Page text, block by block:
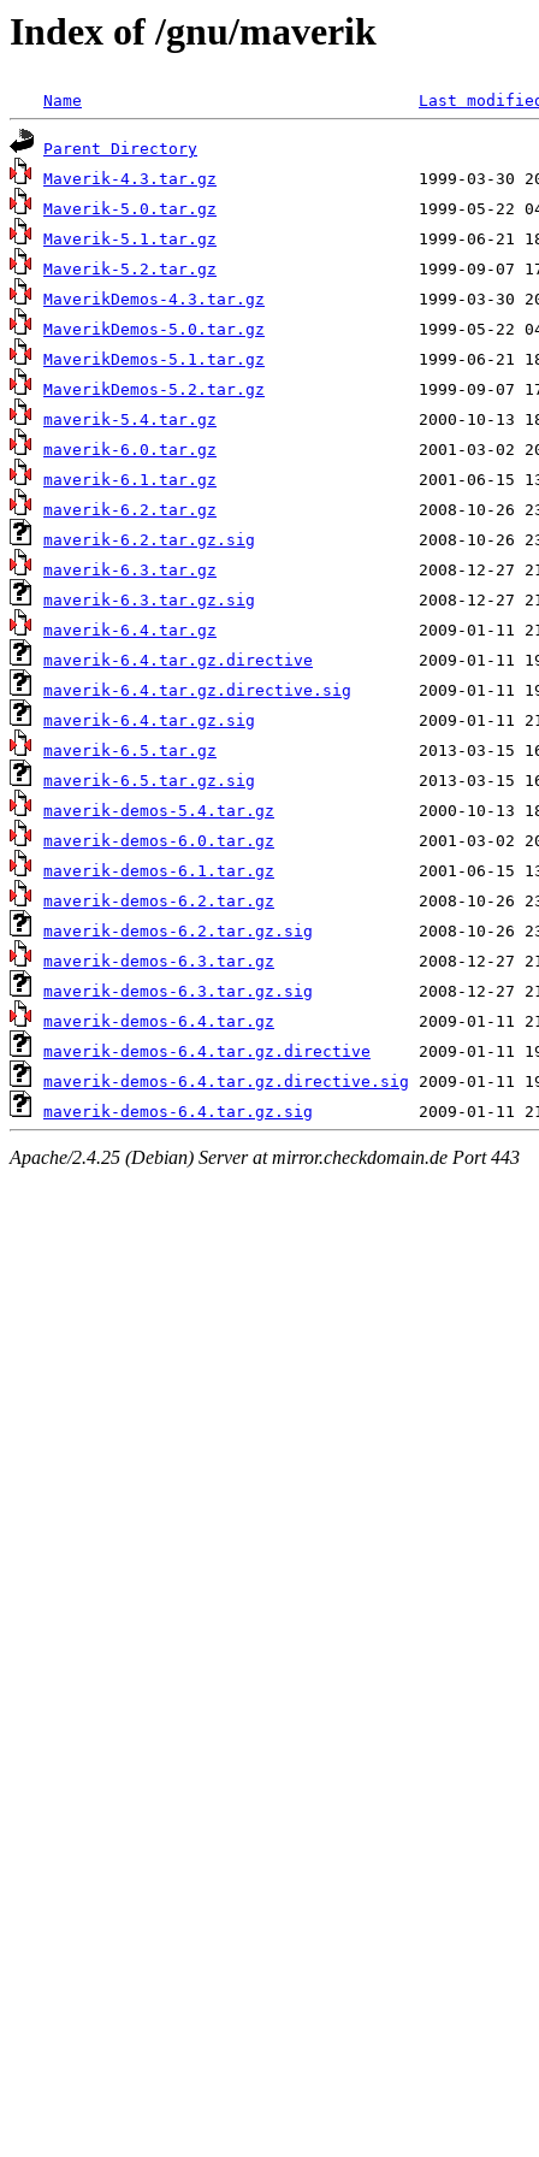
Index of /gnu/maverik
Name Last
Parent Directory
Maverik-4.3.tar.gz
Maverik-5.0.tar.gz
Maverik-5.1.tar.gz
Maverik-5.2.tar.gz
MaverikDemos-4.3.tar.gz
MaverikDemos-5.0.tar.gz
MaverikDemos-5.1.tar.gz
MaverikDemos-5.2.tar.gz
maverik-5.4.tar.gz
maverik-6.0.tar.gz
maverik-6.1.tar.gz
maverik-6.2.tar.gz
maverik-6.2.tar.gz.sig
maverik-6.3.tar.gz
maverik-6.3.tar.gz.sig
maverik-6.4.tar.gz
maverik-6.4.tar.gz.directive
maverik-6.4.tar.gz.directive.sig
maverik-6.4.tar.gz.sig
maverik-6.5.tar.gz
maverik-6.5.tar.gz.sig
maverik-demos-5.4.tar.gz
maverik-demos-6.0.tar.gz
maverik-demos-6.1.tar.gz
maverik-demos-6.2.tar.gz
maverik-demos-6.2.tar.gz.sig
maverik-demos-6.3.tar.gz
maverik-demos-6.3.tar.gz.sig
maverik-demos-6.4.tar.gz
maverik-demos-6.4.tar.gz.directive
maverik-demos-6.4.tar.gz.directive.sig
maverik-demos-6.4.tar.gz.sig
Apache/2.4.25 (Debian) Server at mirror.checkdomain.de Port 443